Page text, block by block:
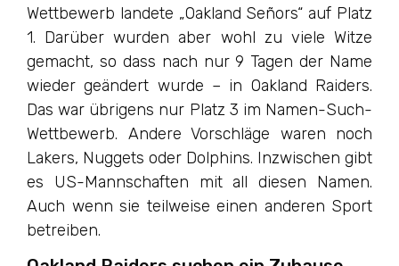
Wettbewerb landete „Oakland Señors“ auf Platz
1. Darüber wurden aber wohl zu viele Witze
gemacht, so dass nach nur 9 Tagen der Name
wieder geändert wurde – in Oakland Raiders.
Das war übrigens nur Platz 3 im Namen-Such-
Wettbewerb. Andere Vorschläge waren noch
Lakers, Nuggets oder Dolphins. Inzwischen gibt
es US-Mannschaften mit all diesen Namen.
Auch wenn sie teilweise einen anderen Sport
betreiben.